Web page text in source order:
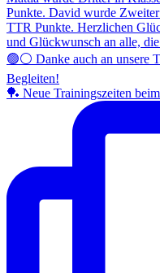
🏓 Neue Trainingszeiten